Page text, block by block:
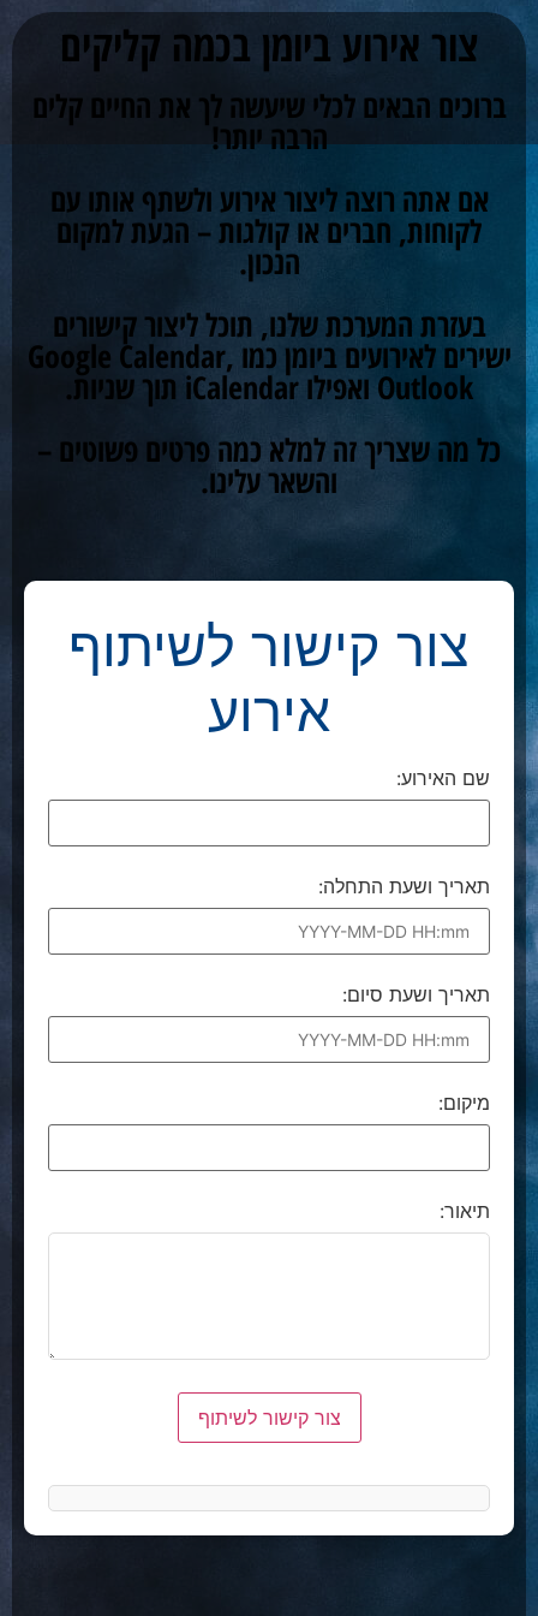
לתוכן
צור אירוע ביומן בכמה קליקים
ברוכים הבאים לכלי שיעשה לך את החיים קלים
הרבה יותר!
אם אתה רוצה ליצור אירוע ולשתף אותו עם
לקוחות, חברים או קולגות – הגעת למקום
הנכון.
בעזרת המערכת שלנו, תוכל ליצור קישורים
ישירים לאירועים ביומן כמו Google Calendar,
Outlook ואפילו iCalendar תוך שניות.
כל מה שצריך זה למלא כמה פרטים פשוטים –
והשאר עלינו.
צור קישור לשיתוף
אירוע
שם האירוע:
תאריך ושעת התחלה:
תאריך ושעת סיום:
מיקום:
תיאור:
צור קישור לשיתוף